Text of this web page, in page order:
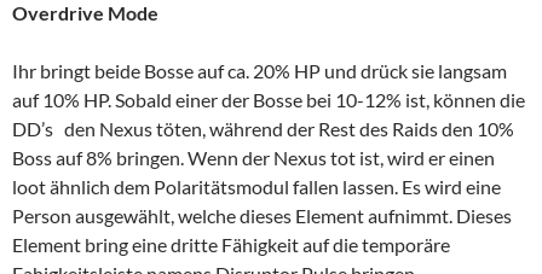
Overdrive Mode
Ihr bringt beide Bosse auf ca. 20% HP und drück sie langsam
auf 10% HP. Sobald einer der Bosse bei 10-12% ist, können die
DD’s den Nexus töten, während der Rest des Raids den 10%
Boss auf 8% bringen.Wenn der Nexus tot ist, wird er einen
loot ähnlich dem Polaritätsmodul fallen lassen. Es wird eine
Person ausgewählt, welche dieses Element aufnimmt. Dieses
Element bring eine dritte Fähigkeit auf die temporäre